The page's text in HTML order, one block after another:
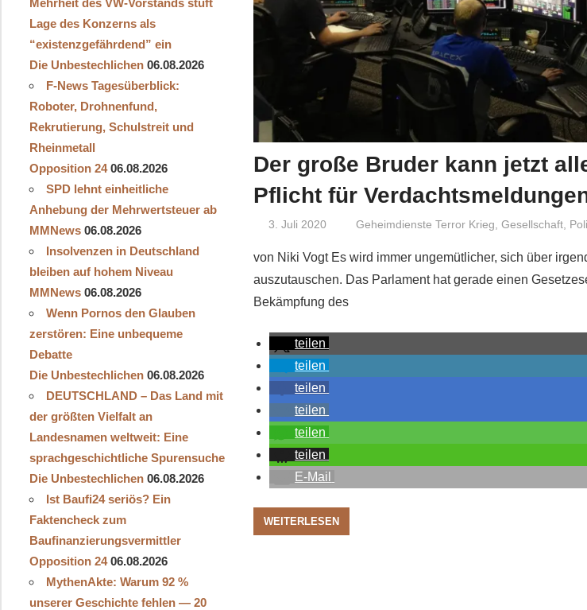
Der große Bruder kann jetzt
Pflicht für
3. Juli 2020 Niki Vogt
Geheimdienste Terror Krieg Gesellschaft,
von Niki Vogt Es wird immer ungemütlicher, sich über
auszutauschen. Das Parlament hat gerade einen
Bekämpfung des
teilen
teilen
teilen
teilen
teilen
teilen
E-Mail
WEITERLESEN
Lage des Konzerns als
“existenzgefährdend” ein
Die Unbestechlichen 06.08.2026
F-News Tagesüberblick:
Roboter, Drohnenfund,
Rekrutierung, Schulstreit und
Rheinmetall
Opposition 24 06.08.2026
SPD lehnt einheitliche
Anhebung der Mehrwertsteuer ab
MMNews 06.08.2026
Insolvenzen in Deutschland
bleiben auf hohem Niveau
MMNews 06.08.2026
Wenn Pornos den Glauben
zerstören: Eine unbequeme
Debatte
Die Unbestechlichen 06.08.2026
DEUTSCHLAND – Das Land mit
der größten Vielfalt an
Landesnamen weltweit: Eine
sprachgeschichtliche Spurensuche
Die Unbestechlichen 06.08.2026
Ist Baufi24 seriös? Ein
Faktencheck zum
Baufinanzierungsvermittler
Opposition 24 06.08.2026
MythenAkte: Warum 92 %
unserer Geschichte fehlen — 20